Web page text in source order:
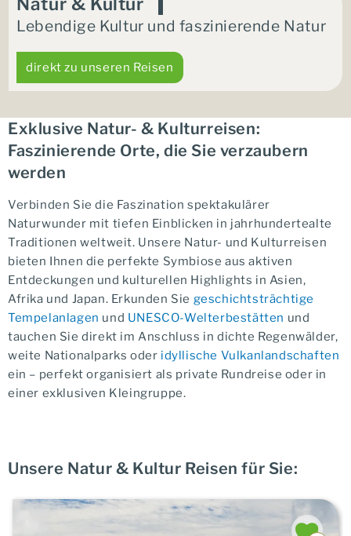
Lebendige Kultur und faszinierende Natur
direkt zu unseren Reisen
Exklusive Natur- & Kulturreisen:
Faszinierende Orte, die Sie verzaubern
werden
Verbinden Sie die Faszination spektakulärer
Naturwunder mit tiefen Einblicken in jahrhundertealte
Traditionen weltweit. Unsere Natur- und Kulturreisen
bieten Ihnen die perfekte Symbiose aus aktiven
Entdeckungen und kulturellen Highlights in Asien,
Afrika und Japan. Erkunden Sie geschichtsträchtige
Tempelanlagen und UNESCO-Welterbestätten und
tauchen Sie direkt im Anschluss in dichte Regenwälder,
weite Nationalparks oder idyllische Vulkanlandschaften
ein – perfekt organisiert als private Rundreise oder in
einer exklusiven Kleingruppe.
Unsere Natur & Kultur Reisen für Sie: